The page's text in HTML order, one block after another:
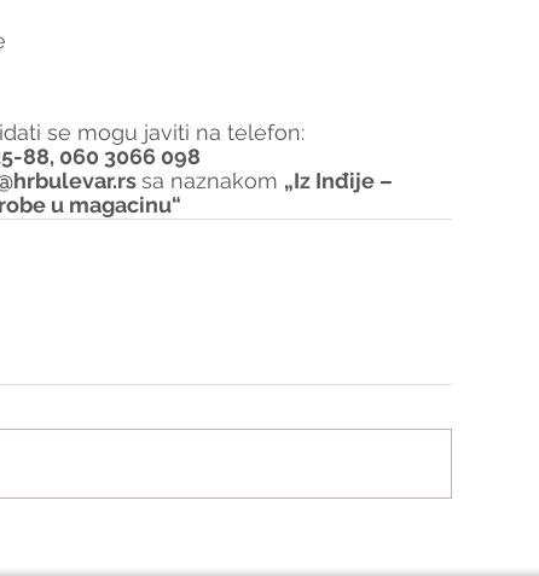
se mogu javiti na telefon:
88, 060 3066 098
sa naznakom „Iz Inđije –
u magacinu“